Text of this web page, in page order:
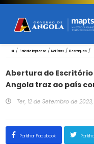
/ Sala de Imprensa/ Notícias/ Destaques/
Abertura do Escritório
Angola traz ao país
Ter, 12 de Setembro de 2023,
Partilhar Facebook